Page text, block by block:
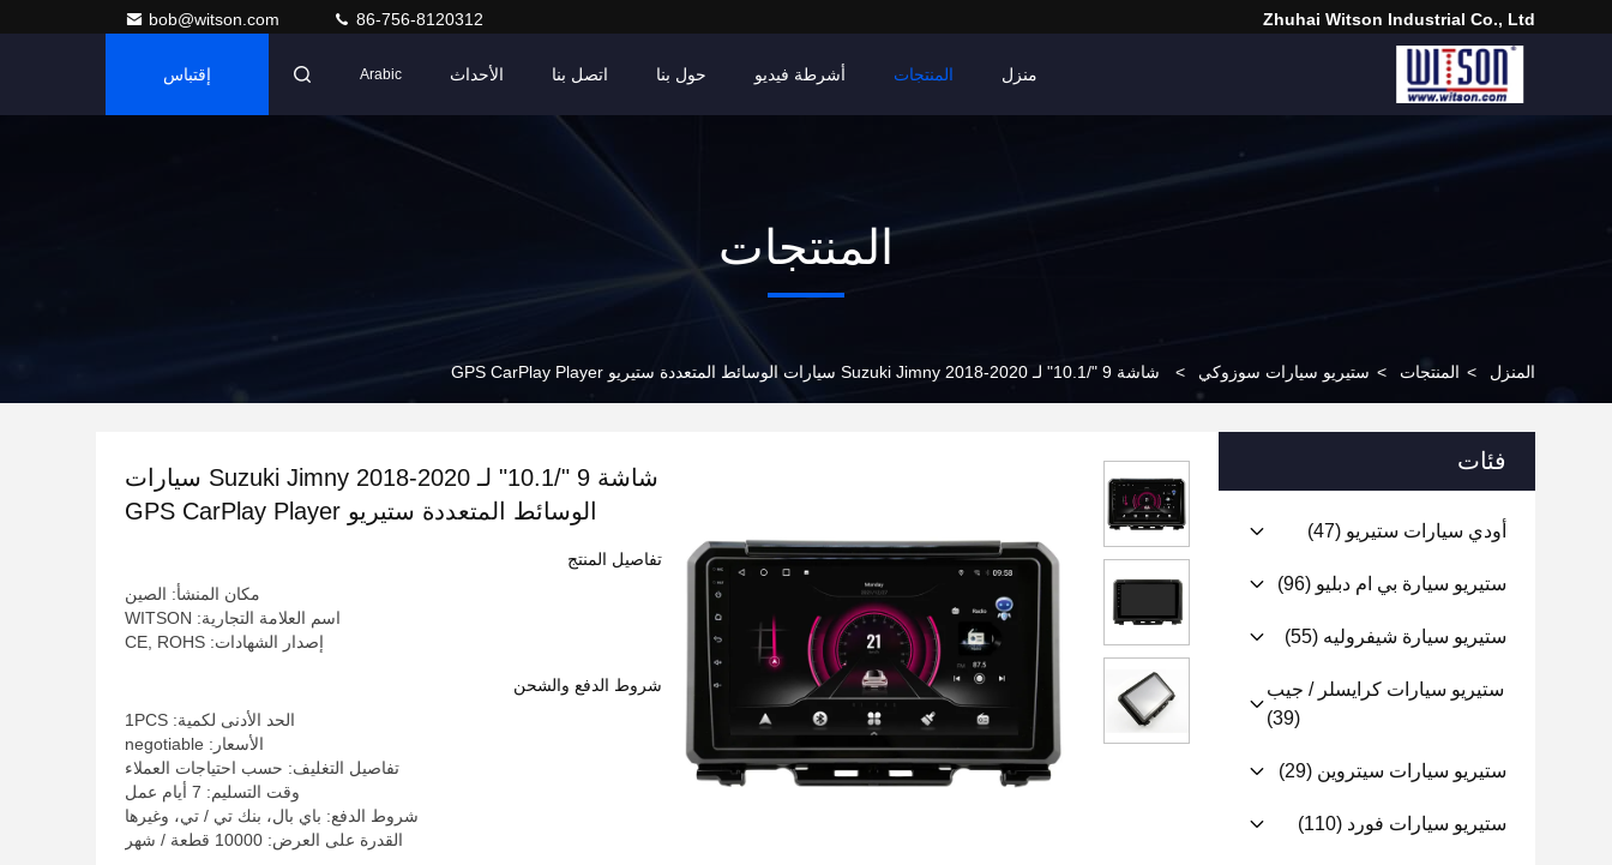
Zhuhai Witson Industrial Co., Ltd
bob@witson.com 86-756-8120312
منزل المنتجات أشرطة فيديو حول بنا اتصل بنا الأحداث Arabic إقتباس
المنتجات
المنزل > المنتجات > ستيريو سيارات سوزوكي > شاشة 9 "/10.1" لـ Suzuki Jimny 2018-2020 سيارات الوسائط المتعددة ستيريو GPS CarPlay Player
فئات
أودي سيارات ستيريو (47)
ستيريو سيارة بي ام دبليو (96)
ستيريو سيارة شيفروليه (55)
ستيريو سيارات كرايسلر / جيب
(39)
ستيريو سيارات سيتروين (29)
ستيريو سيارات فورد (110)
شاشة 9 "/10.1" لـ Suzuki Jimny 2018-2020 سيارات
الوسائط المتعددة ستيريو GPS CarPlay Player
تفاصيل المنتج
مكان المنشأ: الصين
اسم العلامة التجارية: WITSON
إصدار الشهادات: CE, ROHS
شروط الدفع والشحن
الحد الأدنى لكمية: 1PCS
الأسعار: negotiable
تفاصيل التغليف: حسب احتياجات العملاء
وقت التسليم: 7 أيام عمل
شروط الدفع: باي بال، بنك تي / تي، وغيرها
القدرة على العرض: 10000 قطعة / شهر